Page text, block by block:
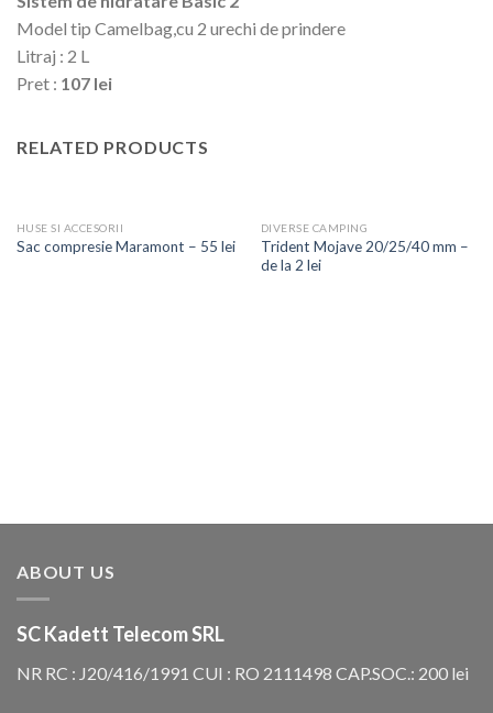
Model tip Camelbag,cu 2 urechi de prindere
Litraj : 2 L
Pret : 107 lei
RELATED PRODUCTS
HUSE SI ACCESORII
Sac compresie Maramont – 55 lei
DIVERSE CAMPING
Trident Mojave 20/25/40 mm –
de la 2 lei
ABOUT US
SC Kadett Telecom SRL
NR RC : J20/416/1991 CUI : RO 2111498 CAP.SOC.: 200 lei